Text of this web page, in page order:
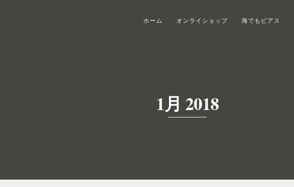
ホーム オンライショップ 海でもピアス
1月 2018